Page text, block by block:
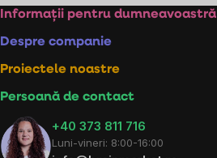
Subsol
Informații pentru dumneavoastră
Despre companie
Proiectele noastre
Persoană de contact
+40 373 811 716
Luni-vineri: 8:00-16:00